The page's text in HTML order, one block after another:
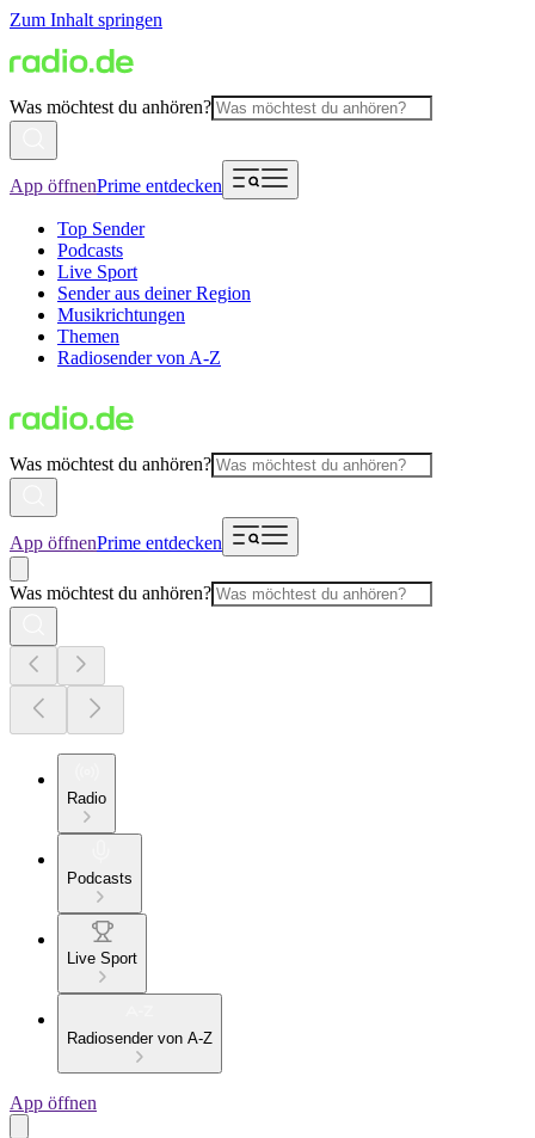
Zum Inhalt springen
Was möchtest du anhören?
App öffnenPrime entdecken
Top Sender
Podcasts
Live Sport
Sender aus deiner Region
Musikrichtungen
Themen
Radiosender von A-Z
Was möchtest du anhören?
App öffnenPrime entdecken
Was möchtest du anhören?
Radio
Podcasts
Live Sport
Radiosender von A-Z
App öffnen